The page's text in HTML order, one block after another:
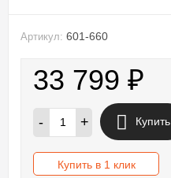
Артикул: 601-660
33 799 ₽
- + Купить
Купить в 1 клик